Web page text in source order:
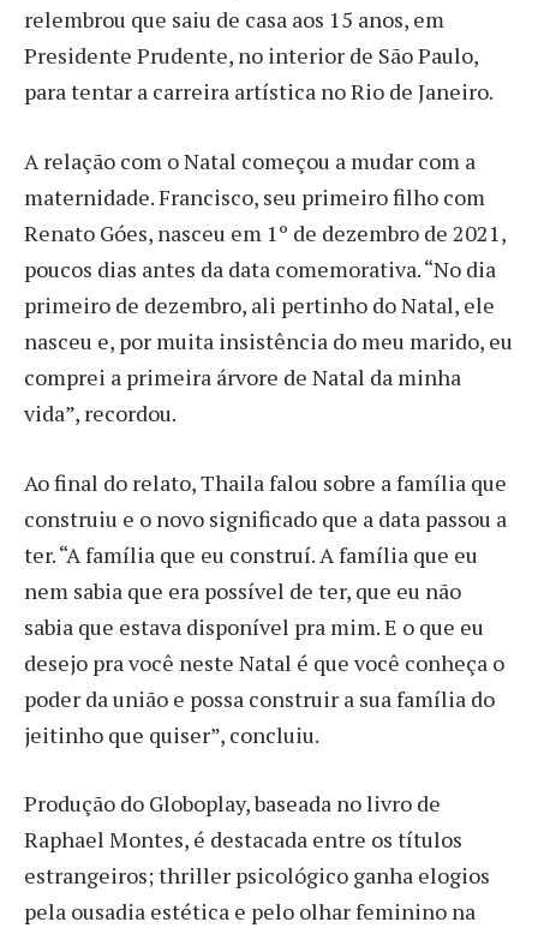
relembrou que saiu de casa aos 15 anos, em
Presidente Prudente, no interior de São Paulo,
para tentar a carreira artística no Rio de Janeiro.
A relação com o Natal começou a mudar com a
maternidade. Francisco, seu primeiro filho com
Renato Góes, nasceu em 1º de dezembro de 2021,
poucos dias antes da data comemorativa. “No dia
primeiro de dezembro, ali pertinho do Natal, ele
nasceu e, por muita insistência do meu marido, eu
comprei a primeira árvore de Natal da minha
vida”, recordou.
Ao final do relato, Thaila falou sobre a família que
construiu e o novo significado que a data passou a
ter. “A família que eu construí. A família que eu
nem sabia que era possível de ter, que eu não
sabia que estava disponível pra mim. E o que eu
desejo pra você neste Natal é que você conheça o
poder da união e possa construir a sua família do
jeitinho que quiser”, concluiu.
Produção do Globoplay, baseada no livro de
Raphael Montes, é destacada entre os títulos
estrangeiros; thriller psicológico ganha elogios
pela ousadia estética e pelo olhar feminino na